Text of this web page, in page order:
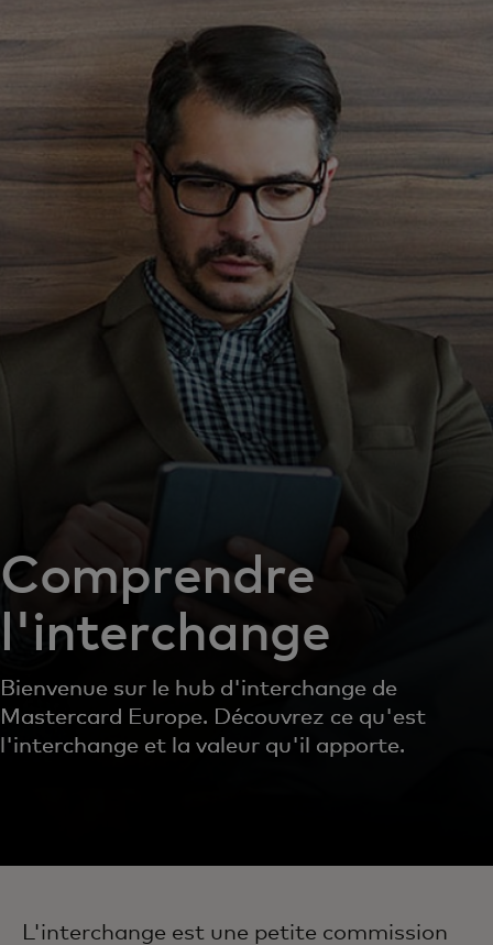
Pour les entreprises
Pour le monde
Pour les innovateurs
Actualités et tendances
Comprendre
l'interchange
Bienvenue sur le hub d'interchange de
Mastercard Europe. Découvrez ce qu'est
l'interchange et la valeur qu'il apporte.
L'interchange est une petite commission